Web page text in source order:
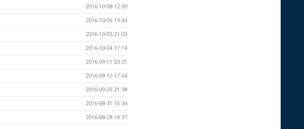
2016-10-08 12:30
2016-10-06 19:44
2016-10-05 21:03
2016-10-04 17:14
2016-09-11 23:21
2016-09-10 17:54
2016-09-05 21:38
2016-08-31 15:34
2016-08-28 14:37